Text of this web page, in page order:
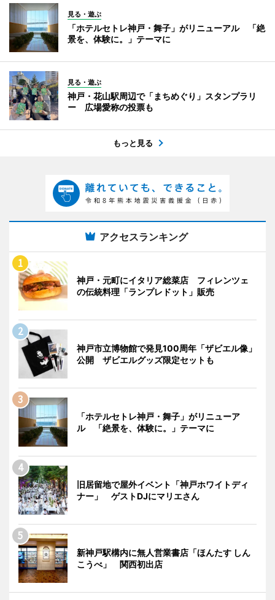
見る・遊ぶ
「ホテルセトレ神戸・舞子」がリニューアル 「絶
景を、体験に。」テーマに
見る・遊ぶ
神戸・花山駅周辺で「まちめぐり」スタンプラリ
ー 広場愛称の投票も
もっと見る
アクセスランキング
神戸・元町にイタリア総菜店 フィレンツェ
の伝統料理「ランプレドット」販売
神戸市立博物館で発見100周年「ザビエル像」
公開 ザビエルグッズ限定セットも
「ホテルセトレ神戸・舞子」がリニューア
ル 「絶景を、体験に。」テーマに
旧居留地で屋外イベント「神戸ホワイトディ
ナー」 ゲストDJにマリエさん
新神戸駅構内に無人営業書店「ほんたす しん
こうべ」 関西初出店